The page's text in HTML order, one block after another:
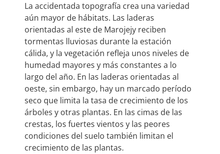
La accidentada topografía crea una variedad
aún mayor de hábitats. Las laderas
orientadas al este de Marojejy reciben
tormentas lluviosas durante la estación
cálida, y la vegetación refleja unos niveles de
humedad mayores y más constantes a lo
largo del año. En las laderas orientadas al
oeste, sin embargo, hay un marcado período
seco que limita la tasa de crecimiento de los
árboles y otras plantas. En las cimas de las
crestas, los fuertes vientos y las peores
condiciones del suelo también limitan el
crecimiento de las plantas.